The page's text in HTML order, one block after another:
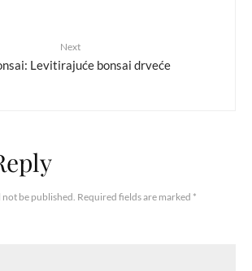
Next
Levitirajuće bonsai drveće
be published. Required fields are marked *